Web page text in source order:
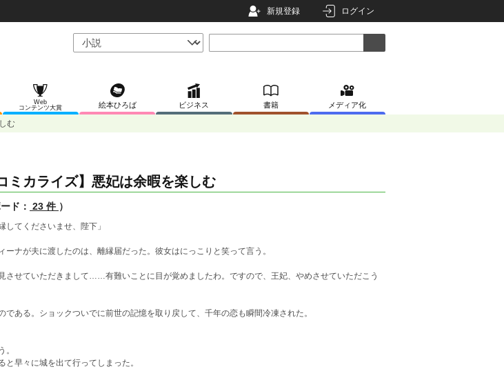
新規登録 ログイン
Web
コンテンツ大賞
絵本ひろば ビジネス 書籍 メディア化
む
ミカライズ】悪妃は余暇を楽しむ
ド： 23 件 ）
してくださいませ、陛下」
ーナが夫に渡したのは、離縁届だった。彼女はにっこりと笑って言う。
させていただきまして……有難いことに目が覚めましたわ。ですので、王妃、やめさせていただこう
である。ショックついでに前世の記憶を取り戻して、千年の恋も瞬間冷凍された。
。
早々に城を出て行ってしまった。